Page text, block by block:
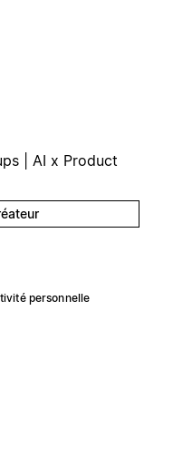
| AI x Product
personnelle